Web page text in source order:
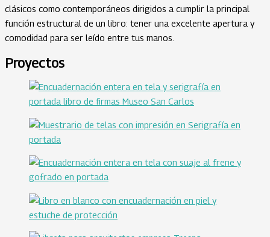
clásicos como contemporáneos dirigidos a cumplir la principal
función estructural de un libro: tener una excelente apertura y
comodidad para ser leído entre tus manos.
Proyectos